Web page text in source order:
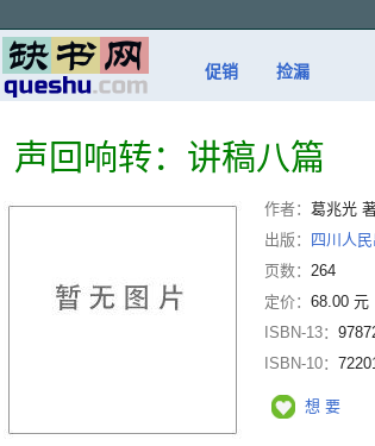
促销 捡漏
声回响转：讲稿八篇
作者： 葛兆光
出版：
四川人
页数： 264
定价： 68.00 元
ISBN-13：
ISBN-10：
想 要